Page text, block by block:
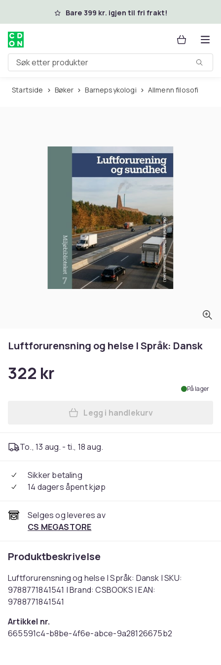
Hopp til hovedinnholdBare 399 kr. igjen til fri frakt!
Søk etter produkter
Startside Bøker Barnepsykologi Allmenn filosofi
Luftforurensning og helse | Språk: Dansk
322 kr
På lager
Legg Luftforurensning og
Legg i handlekurv
To., 13 aug. - ti., 18 aug.
Sikker betaling
14 dagers åpent kjøp
Selges og leveres av
CS MEGASTORE
Produktbeskrivelse
Luftforurensning og helse | Språk: Dansk | SKU:
9788771841541 | Brand: CSBOOKS | EAN:
9788771841541
Artikkel nr.
665591c4-b8be-4f6e-abce-9a28126675b2